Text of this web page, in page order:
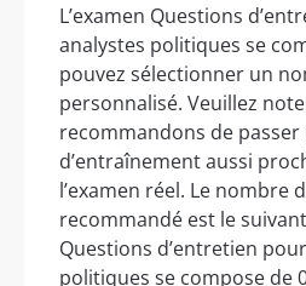
L’examen Questions
analystes politiques se
pouvez sélectionner un
personnalisé. Veuillez
recommandons de
d’entraînement aussi
l’examen réel. Le nombre
recommandé est le
Questions d’entretien
politiques se compose de